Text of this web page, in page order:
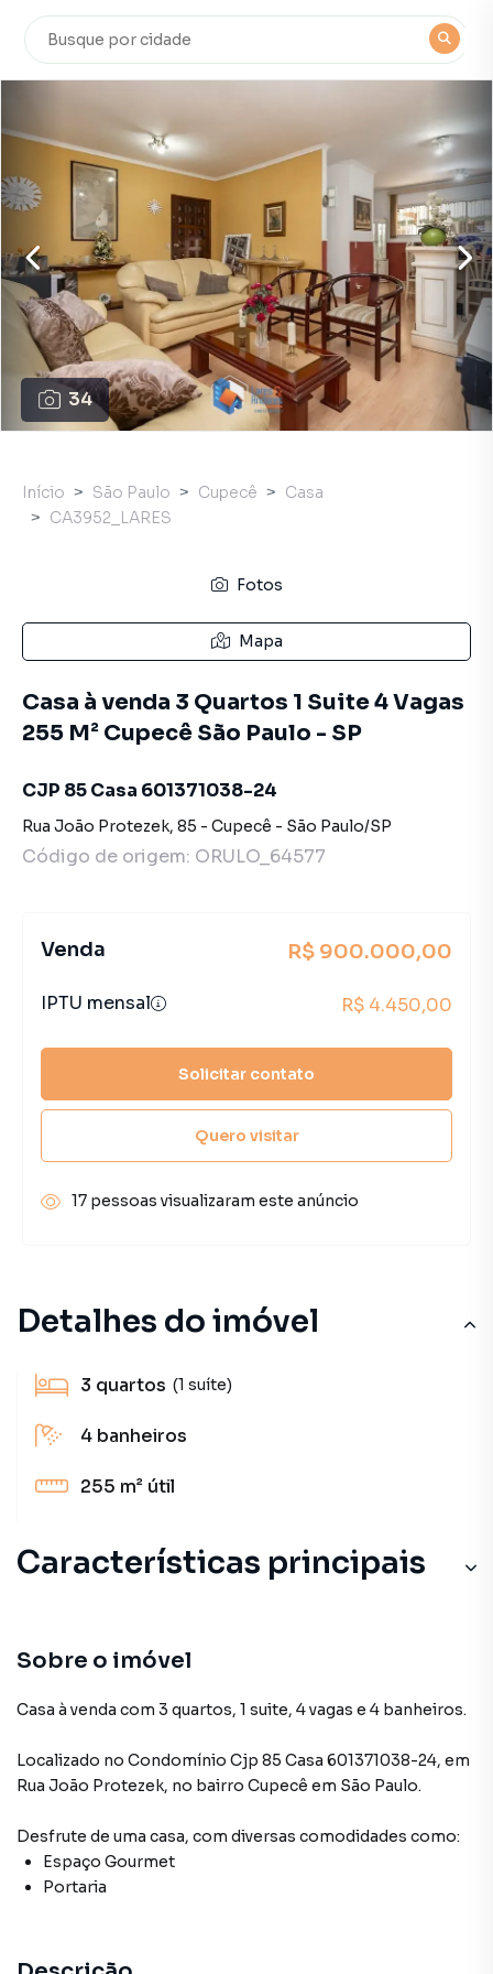
34
Detalhes do imóvel
3 quartos (1 suíte)
4 banheiros
255 m² útil
Características principais
Sobre o imóvel
Casa à venda com 3 quartos, 1 suite, 4 vagas e 4 banheiros.
Localizado no Condomínio Cjp 85 Casa 601371038-24, em
Rua João Protezek, no bairro Cupecê em São Paulo.
Desfrute de uma casa, com diversas comodidades como:
Espaço Gourmet
Portaria
Início São Paulo Cupecê
Casa
CA3952_LARES
Fotos
Mapa
Casa à venda 3 Quartos 1 Suite 4 Vagas
255 M² Cupecê São Paulo - SP
CJP 85 Casa 601371038-24
Rua João Protezek, 85 - Cupecê - São Paulo/SP
Código de origem: ORULO_64577
Venda R$ 900.000,00
IPTU mensal R$ 4.450,00
Solicitar contato
Quero visitar
17 pessoas visualizaram este anúncio